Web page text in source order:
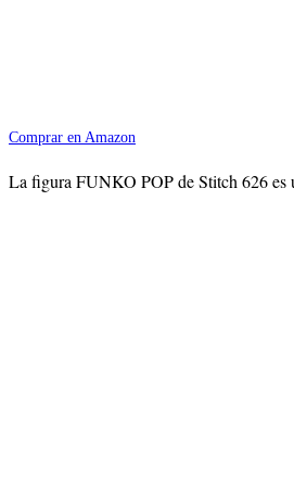
Comprar en Amazon
La figura FUNKO POP de Stitch 626 es